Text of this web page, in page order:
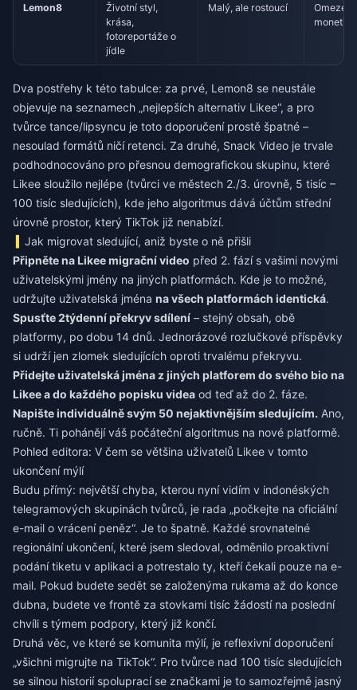
Lemon8
Životní styl,
krása,
fotoreportáže o
jídle
Malý, ale rostoucí
Dva postřehy k této tabulce: za prvé, Lemon8 se neustále
objevuje na seznamech „nejlepších alternativ Likee“, a pro
tvůrce tance/lipsyncu je toto doporučení prostě špatné –
nesoulad formátů ničí retenci. Za druhé, Snack Video je trvale
podhodnocováno pro přesnou demografickou skupinu, které
Likee sloužilo nejlépe (tvůrci ve městech 2./3. úrovně, 5 tisíc –
100 tisíc sledujících), kde jeho algoritmus dává účtům střední
úrovně prostor, který TikTok již nenabízí.
Jak migrovat sledující, aniž byste o ně přišli
Připněte na Likee migrační video před 2. fází s vašimi novými
uživatelskými jmény na jiných platformách. Kde je to možné,
udržujte uživatelská jména na všech platformách identická.
Spusťte 2týdenní překryv sdílení – stejný obsah, obě
platformy, po dobu 14 dnů. Jednorázové rozlučkové příspěvky
si udrží jen zlomek sledujících oproti trvalému překryvu.
Přidejte uživatelská jména z jiných platforem do svého bio na
Likee a do každého popisku videa od teď až do 2. fáze.
Napište individuálně svým 50 nejaktivnějším sledujícím. Ano,
ručně. Ti pohánějí váš počáteční algoritmus na nové platformě.
Pohled editora: V čem se většina uživatelů Likee v tomto
ukončení mýlí
Budu přímý: největší chyba, kterou nyní vidím v indonéských
telegramových skupinách tvůrců, je rada „počkejte na oficiální
e-mail o vrácení peněz“. Je to špatně. Každé srovnatelné
regionální ukončení, které jsem sledoval, odměnilo proaktivní
podání tiketu v aplikaci a potrestalo ty, kteří čekali pouze na e-
mail. Pokud budete sedět se založenýma rukama až do konce
dubna, budete ve frontě za stovkami tisíc žádostí na poslední
chvíli s týmem podpory, který již končí.
Druhá věc, ve které se komunita mýlí, je reflexivní doporučení
„všichni migrujte na TikTok“. Pro tvůrce nad 100 tisíc sledujících
se silnou historií spoluprací se značkami je to samozřejmě jasný